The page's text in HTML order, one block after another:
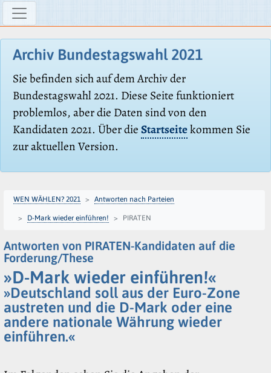
Archiv Bundestagswahl 2021
Sie befinden sich auf dem Archiv der
Bundestagswahl 2021. Diese Seite funktioniert
problemlos, aber die Daten sind von den
Kandidaten 2021. Über dieStartseitekommen Sie
zur aktuellen Version.
WEN WÄHLEN? 2021 Antworten nach Parteien
D-Mark wieder einführen! PIRATEN
Antworten von PIRATEN-Kandidaten auf die
Forderung/These
»D-Mark wieder einführen!«
»Deutschland soll aus der Euro-Zone
austreten und die D-Mark oder eine
andere nationale Währung wieder
einführen.«